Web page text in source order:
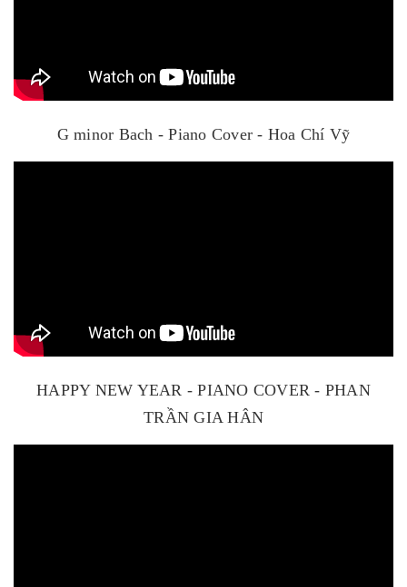
G minor Bach - Piano Cover - Hoa Chí Vỹ
HAPPY NEW YEAR - PIANO COVER - PHAN
TRẦN GIA HÂN